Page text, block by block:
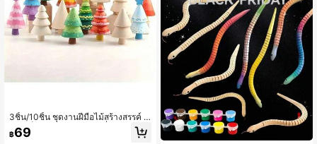
3ชิ้น/10ชิ้น ชุดงานฝีมือไม้สร้างสรรค์ D
IY - เห็ดและต้นไม้ตกแต่งที่สามารถทา
สีได้ ไม้สีอ่อนตามธรรมชาติ เหมาะสำห
฿69